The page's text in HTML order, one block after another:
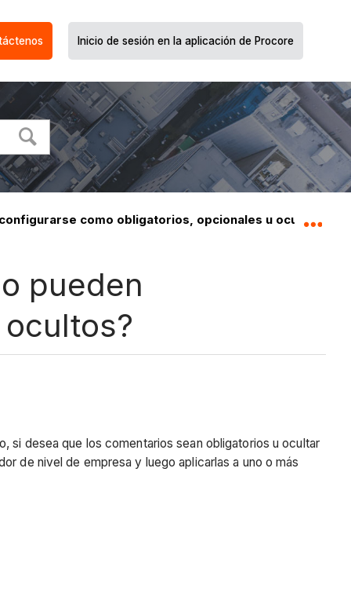
Inicio de sesión en la aplicación de Procore
como obligatorios, opcionales u ocultos?
pueden
si desea que los comentarios sean obligatorios u ocultar
de nivel de empresa y luego aplicarlas a uno o más